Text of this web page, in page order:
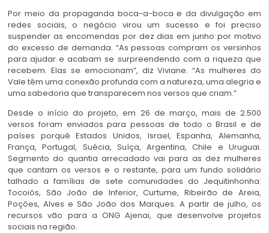
Por meio da propaganda boca-a-boca e da divulgação em
redes sociais, o negócio virou um sucesso e foi preciso
suspender as encomendas por dez dias em junho por motivo
do excesso de demanda. “As pessoas compram os versinhos
para ajudar e acabam se surpreendendo com a riqueza que
recebem. Elas se emocionam”, diz Viviane. “As mulheres do
Vale têm uma conexão profunda com a natureza, uma alegria e
uma sabedoria que transparecem nos versos que criam.”
Desde o início do projeto, em 26 de março, mais de 2.500
versos foram enviados para pessoas de todo o Brasil e de
países porquê Estados Unidos, Israel, Espanha, Alemanha,
França, Portugal, Suécia, Suíça, Argentina, Chile e Uruguai.
Segmento do quantia arrecadado vai para as dez mulheres
que cantam os versos e o restante, para um fundo solidário
talhado a famílias de sete comunidades do Jequitinhonha:
Tocoiós, São João de Inferior, Curtume, Ribeirão de Areia,
Poções, Alves e São João dos Marques. A partir de julho, os
recursos vão para a ONG Ajenai, que desenvolve projetos
sociais na região.